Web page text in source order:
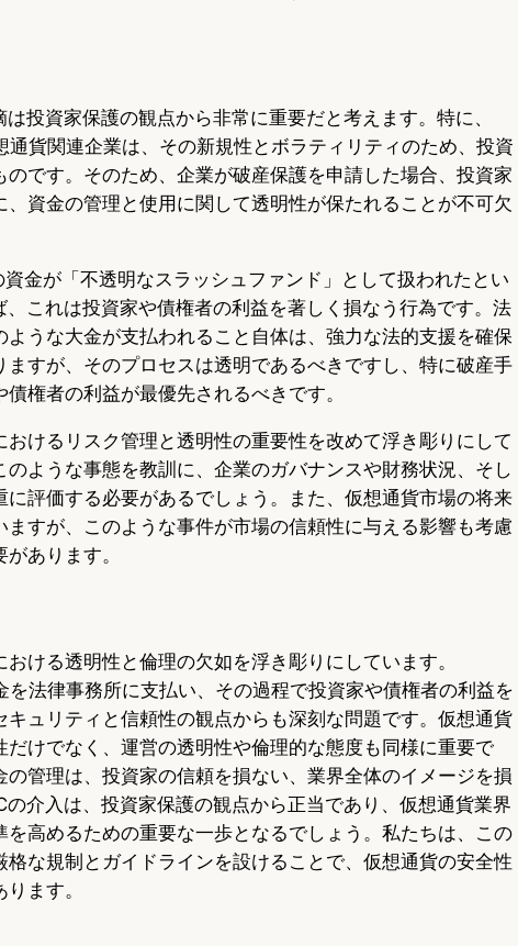
投資家保護の観点から非常に重要だと考えます。特に、
貨関連企業は、その新規性とボラティリティのため、投資
です。そのため、企業が破産保護を申請した場合、投資家
資金の管理と使用に関して透明性が保たれることが不可欠
金が「不透明なスラッシュファンド」として扱われたとい
、これは投資家や債権者の利益を著しく損なう行為です。法
うな大金が支払われること自体は、強力な法的支援を確保
すが、そのプロセスは透明であるべきですし、特に破産手
権者の利益が最優先されるべきです。
おけるリスク管理と透明性の重要性を改めて浮き彫りにして
ような事態を教訓に、企業のガバナンスや財務状況、そし
に評価する必要があるでしょう。また、仮想通貨市場の将来
すが、このような事件が市場の信頼性に与える影響も考慮
あります。
ける透明性と倫理の欠如を浮き彫りにしています。
法律事務所に支払い、その過程で投資家や債権者の利益を
ュリティと信頼性の観点からも深刻な問題です。仮想通貨
けでなく、運営の透明性や倫理的な態度も同様に重要で
管理は、投資家の信頼を損ない、業界全体のイメージを損
の介入は、投資家保護の観点から正当であり、仮想通貨業界
を高めるための重要な一歩となるでしょう。私たちは、この
格な規制とガイドラインを設けることで、仮想通貨の安全性
ます。